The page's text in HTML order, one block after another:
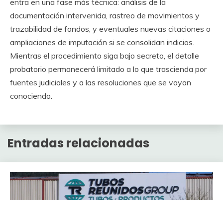
documentación intervenida, rastreo de movimientos y
trazabilidad de fondos, y eventuales nuevas citaciones o
ampliaciones de imputación si se consolidan indicios.
Mientras el procedimiento siga bajo secreto, el detalle
probatorio permanecerá limitado a lo que trascienda por
fuentes judiciales y a las resoluciones que se vayan
conociendo.
Entradas relacionadas